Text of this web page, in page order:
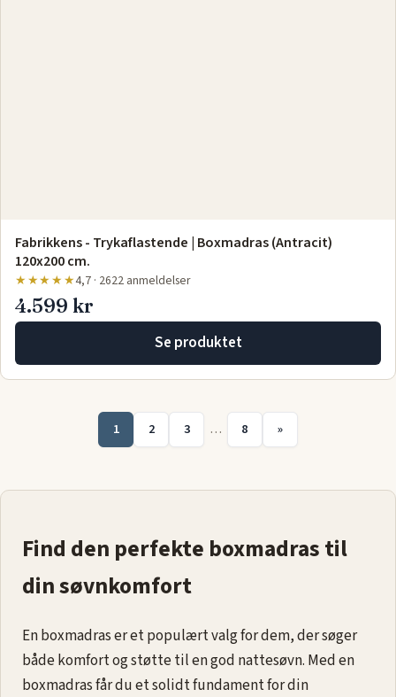
Fabrikkens - Trykaflastende | Boxmadras (Antracit)
120x200 cm.
★★★★★4,7 · 2622 anmeldelser
4.599 kr
Se produktet
1 2 3 … 8 »
Find den perfekte boxmadras til
din søvnkomfort
En boxmadras er et populært valg for dem, der søger
både komfort og støtte til en god nattesøvn. Med en
boxmadras får du et solidt fundament for din